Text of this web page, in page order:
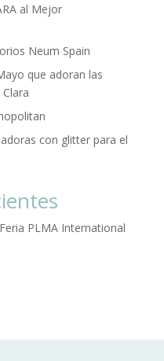
al Mejor
Neum Spain
que adoran las
con glitter para el
PLMA International